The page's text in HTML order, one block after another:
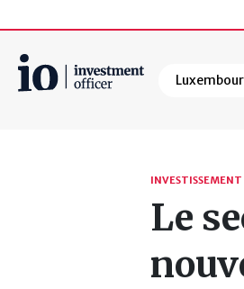
INVESTISSEMENT
Le